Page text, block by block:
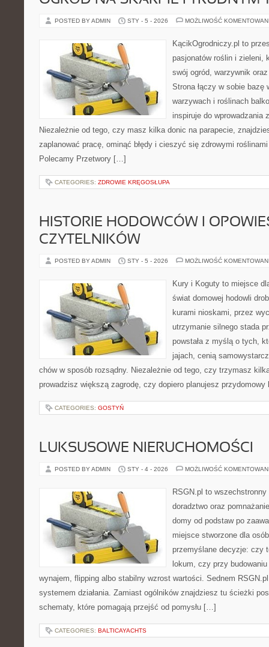
POSTED BY ADMIN STY - 5 - 2026 MOŻLIWOŚĆ
KącikOgrodniczy.pl to
pasjonatów roślin i zieleni,
swój ogród, warzywnik
Strona łączy w sobie bazę
warzywach i roślinach
inspiruje do wprowadzania
Niezależnie od tego, czy masz kilka donic na parapecie,
zaplanować pracę, ominąć błędy i cieszyć się zdrowymi
Polecamy Przetwory […]
CATEGORIES: ZDROWIE KRĘGOSŁUPA
HISTORIE HODOWCÓW I
CZYTELNIKÓW
POSTED BY ADMIN STY - 5 - 2026 MOŻLIWOŚĆ
Kury i Koguty to miejsce
świat domowej hodowli
kurami nioskami, przez
utrzymanie silnego stada
powstała z myślą o tych,
jajach, cenią
chów w sposób rozsądny. Niezależnie od tego, czy trzymasz
prowadzisz większą zagrodę, czy dopiero planujesz
CATEGORIES: GOSTYŃ
LUKSUSOWE NIERUCHOMOŚCI
POSTED BY ADMIN STY - 4 - 2026 MOŻLIWOŚĆ
RSGN.pl to
doradztwo oraz
domy od podstaw po
miejsce stworzone dla
przemyślane decyzje: czy
lokum, czy przy
wynajem, flipping albo stabilny wzrost wartości. Sednem
systemem działania. Zamiast ogólników znajdziesz tu ścieżki
schematy, które pomagają przejść od pomysłu […]
CATEGORIES: BALTICAYACHTS